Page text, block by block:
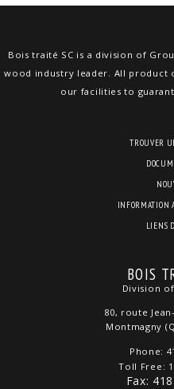
Bois traité SC is a division of
wood industry leader. All product
our facilities to
TROUVER
INFORMATION
LIENS
BOIS
Division
80, route
Montmagny
Phone:
Toll Free: 1
Fax: